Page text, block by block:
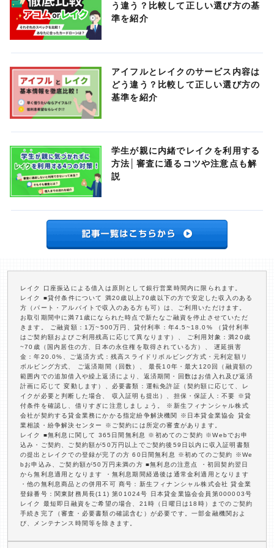
う違う？比較して正しい選び方の基
準を紹介
アイフルとレイクのサービス内容は
どう違う？比較して正しい選び方の
基準を紹介
学生が親に内緒でレイクを利用する
方法│審査に通るコツや注意点も解
説
レイク 口座振込による借入は原則として銀行営業時間内に限られます。
レイク ■貸付条件について 満20歳以上70歳以下の方で安定した収入のある
方（パート・アルバイトで収入のある方も可）は、ご利用いただけます。
お取引期間中に満71歳になられた時点で新たなご融資を停止させていただ
きます。 ご融資額：1万~500万円、貸付利率：年4.5~18.0% （貸付利率
はご契約額およびご利用残高に応じて異なります）、 ご利用対象：満20歳
~70歳（国内居住の方、日本の永住権を取得されている方）、 遅延損害
金：年20.0%、ご返済方式：残高スライドリボルビング方式・元利定額リ
ボルビング方式、 ご返済期間（回数）、 最長10年・最大120回（融資額の
範囲内での追加借入や繰上返済により、返済期間・回数はお借入れ及び返済
計画に応じて 変動します）、必要書類：運転免許証（契約額に応じて、レ
イクが必要と判断した場合、 収入証明も提出）、担保・保証人：不要 ※貸
付条件を確認し、借りすぎに注意しましょう。 ※新生フィナンシャル株式
会社が契約する貸金業務にかかる指定紛争解決機関 ※日本貸金業協会 貸金
業相談・紛争解決センター ※ご契約には所定の審査があります。
レイク ■無利息に関して 365日間無利息 ※初めてのご契約 ※Webでお申
込み・ご契約、ご契約額が50万円以上でご契約後59日以内に収入証明書類
の提出とレイクでの登録が完了の方 60日間無利息 ※初めてのご契約 ※We
bお申込み、ご契約額が50万円未満の方 ■無利息の注意点 ・初回契約翌日
から無利息適用となります ・無利息期間経過後は通常金利適用となります
・他の無利息商品との併用不可 商号：新生フィナンシャル株式会社 貸金業
登録番号：関東財務局長(11) 第01024号 日本貸金業協会会員第000003号
レイク 最短即日融資をご希望の場合、21時（日曜日は18時）までのご契約
手続き完了（審査・必要書類の確認含む）が必要です。一部金融機関およ
び、メンテナンス時間等を除きます。